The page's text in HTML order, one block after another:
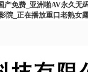
免费_亚洲啪AV永久
院_正在播放重口老熟女